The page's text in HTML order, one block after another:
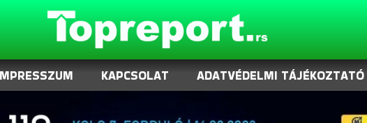
KAPCSOLAT ADATVÉDELMI TÁJÉKOZTATÓ